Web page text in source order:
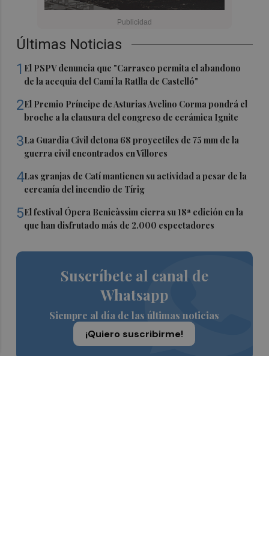
Últimas Noticias
1 El PSPV denuncia que "Carrasco permita el abandono
de la acequia del Camí la Ratlla de Castelló"
2El Premio Príncipe de Asturias Avelino Corma pondrá el
broche a la clausura del congreso de cerámica Ignite
3La Guardia Civil detona 68 proyectiles de 75 mm de la
guerra civil encontrados en Villores
4Las granjas de Catí mantienen su actividad a pesar de la
cercanía del incendio de Tírig
5El festival Ópera Benicàssim cierra su 18ª edición en la
que han disfrutado más de 2.000 espectadores
Suscríbete al canal de
Whatsapp
Siempre al día de las últimas noticias
¡Quiero suscribirme!